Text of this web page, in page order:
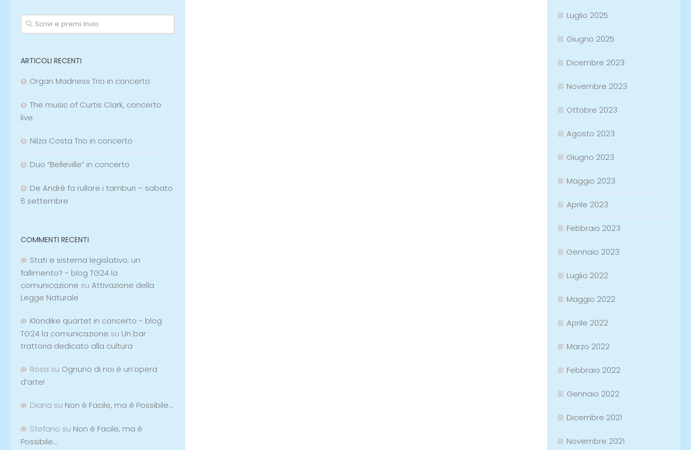
ARTICOLI RECENTI
Organ Madness Trio in concerto
The music of Curtis Clark, concerto
live
Nilza Costa Trio in concerto
Duo “Belleville” in concerto
De André fa rullare i tamburi – sabato
6 settembre
COMMENTI RECENTI
Stati e sistema legislativo; un
fallimento? - blog TG24 la
comunicazione su Attivazione della
Legge Naturale
Klondike quartet in concerto - blog
TG24 la comunicazione su Un bar
trattoria dedicato alla cultura
Rosa su Ognuno di noi è un’opera
d’arte!
Diana su Non è Facile, ma è Possibile…
Stefano su Non è Facile, ma è
Possibile…
Luglio 2025
Giugno 2025
Dicembre 2023
Novembre 2023
Ottobre 2023
Agosto 2023
Giugno 2023
Maggio 2023
Aprile 2023
Febbraio 2023
Gennaio 2023
Luglio 2022
Maggio 2022
Aprile 2022
Marzo 2022
Febbraio 2022
Gennaio 2022
Dicembre 2021
Novembre 2021